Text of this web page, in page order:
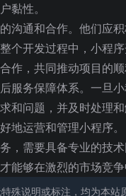
黏性。
沟通和合作。他们应
个开发过程中，小程
作，共同推动项目的顺
服务保障体系。一旦
和问题，并及时处理
地运营和管理小程序。
，需要具备专业的技
能够在激烈的市场竞
殊说明或标注，均为本